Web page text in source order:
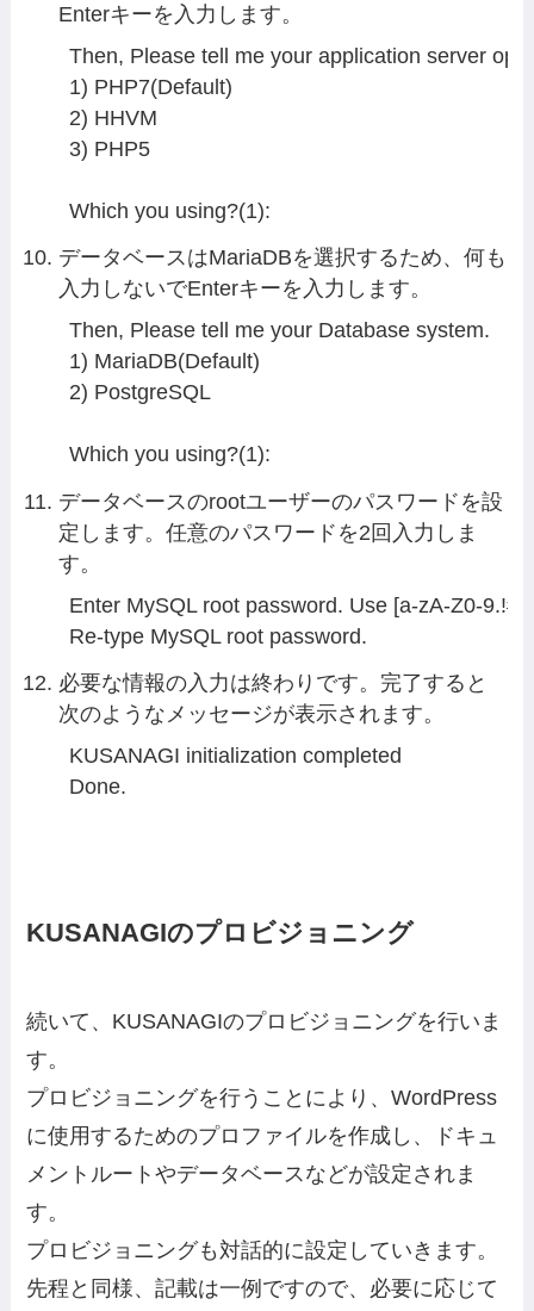
Enterキーを入力します。
Then, Please tell me your application server
1) PHP7(Default)
2) HHVM
3) PHP5
Which you using?(1):
データベースはMariaDBを選択するため、何も
入力しないでEnterキーを入力します。
Then, Please tell me your Database system.
1) MariaDB(Default)
2) PostgreSQL
Which you using?(1):
データベースのrootユーザーのパスワードを設
定します。任意のパスワードを2回入力しま
す。
Enter MySQL root password. Use [a-zA-Z0-
Re-type MySQL root password.
必要な情報の入力は終わりです。完了すると
次のようなメッセージが表示されます。
KUSANAGI initialization completed
Done.
KUSANAGIのプロビジョニング
続いて、KUSANAGIのプロビジョニングを行いま
す。
プロビジョニングを行うことにより、WordPress
に使用するためのプロファイルを作成し、ドキュ
メントルートやデータベースなどが設定されま
す。
プロビジョニングも対話的に設定していきます。
先程と同様、記載は一例ですので、必要に応じて